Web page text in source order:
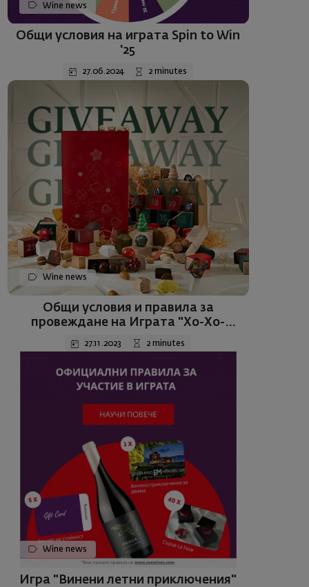
Wine news
Общи условия на играта Spin to Win
'25
27.06.2024 2 minutes
Wine news
Общи условия и правила за
провеждане на Играта "Хо-Хо-
Холеден календар“
27.11.2023 2 minutes
Wine news
Игра "Винени летни приключения"